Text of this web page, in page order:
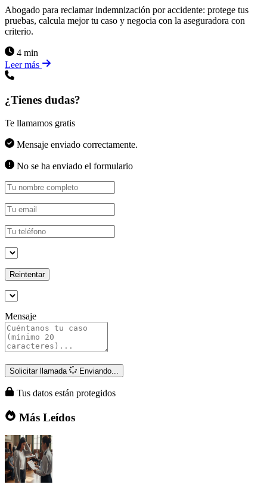
Abogado para reclamar indemnización por accidente: protege tus
pruebas, calcula mejor tu caso y negocia con la aseguradora con
criterio.
4 min
Leer más
¿Tienes dudas?
Te llamamos gratis
Mensaje enviado correctamente.
No se ha enviado el formulario
Reintentar
Mensaje
Solicitar llamada Enviando...
Tus datos están protegidos
Más Leídos